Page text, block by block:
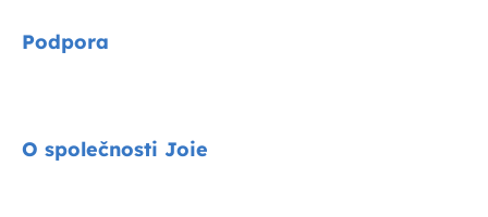
Kočárky
Podpora
O společnosti Joie